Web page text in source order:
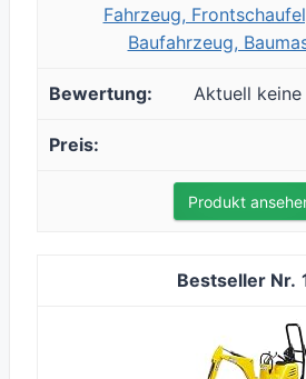
Fahrzeug,
Baufahrzeug,
Aktuell
Produkt